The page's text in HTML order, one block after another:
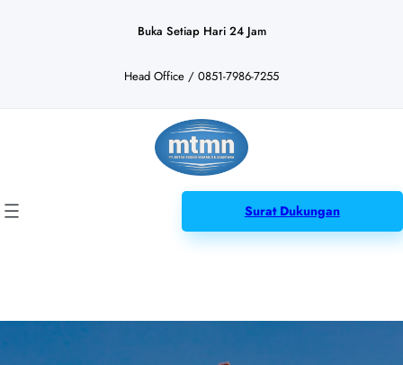
Buka Setiap Hari 24 Jam
Head Office / 0851-7986-7255
Surat Dukungan